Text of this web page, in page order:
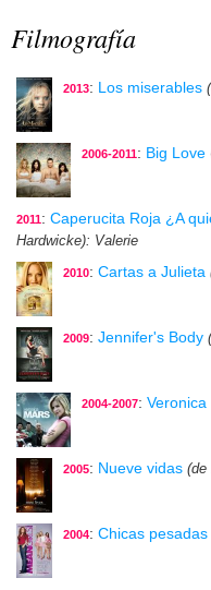
Filmografía
2013: Los miserables
2006-2011: Big Love
2011: Caperucita Roja ¿A
Hardwicke): Valerie
2010: Cartas a Julieta
2009: Jennifer's Body
2004-2007: Veronica
2005: Nueve vidas (de
2004: Chicas pesadas